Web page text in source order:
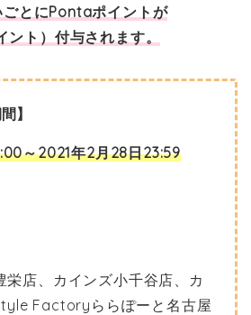
ごとにPontaポイントが
ト）付与されます。
】
～2021年2月28日23:59
店、カインズ小千谷店、カ
Factoryららぽーと名古屋